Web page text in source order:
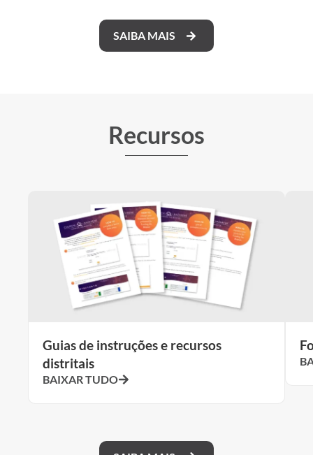
SAIBA MAIS
Recursos
Guias de instruções e recursos
distritais
BAIXAR TUDO